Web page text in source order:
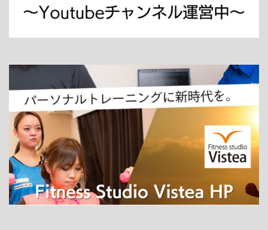
ホーム
パーソナルトレーニング
ダイエット